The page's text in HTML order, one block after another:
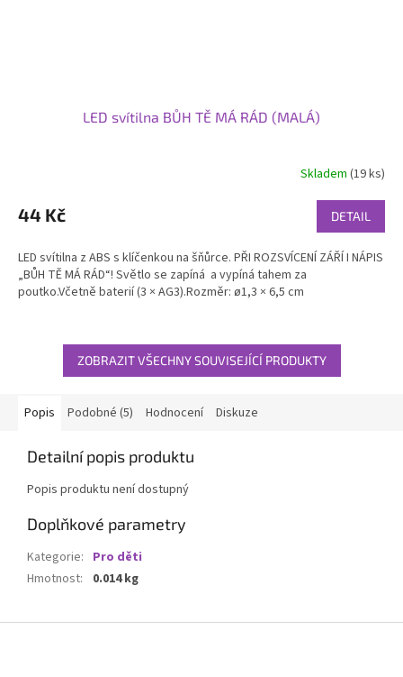
LED svítilna BŮH TĚ MÁ RÁD (MALÁ)
produktu
je
z
5
hvězdiček.
Skladem(19 ks)
44 Kč DETAIL
LED svítilna z ABS s klíčenkou na šňůrce. PŘI ROZSVÍCENÍ ZÁŘÍ I NÁPIS
„BŮH TĚ MÁ RÁD“! Světlo se zapíná a vypíná tahem za
poutko.Včetně baterií (3 × AG3).Rozměr: ø1,3 × 6,5 cm
ZOBRAZIT VŠECHNY SOUVISEJÍCÍ PRODUKTY
Popis Podobné (5) Hodnocení Diskuze
Detailní popis produktu
Popis produktu není dostupný
Doplňkové parametry
Kategorie: Pro děti
Hmotnost: 0.014 kg